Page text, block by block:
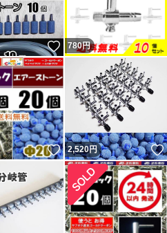
いいね！
780円
いいね！
2,520円